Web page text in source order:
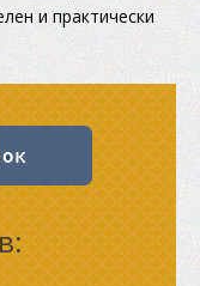
и практически